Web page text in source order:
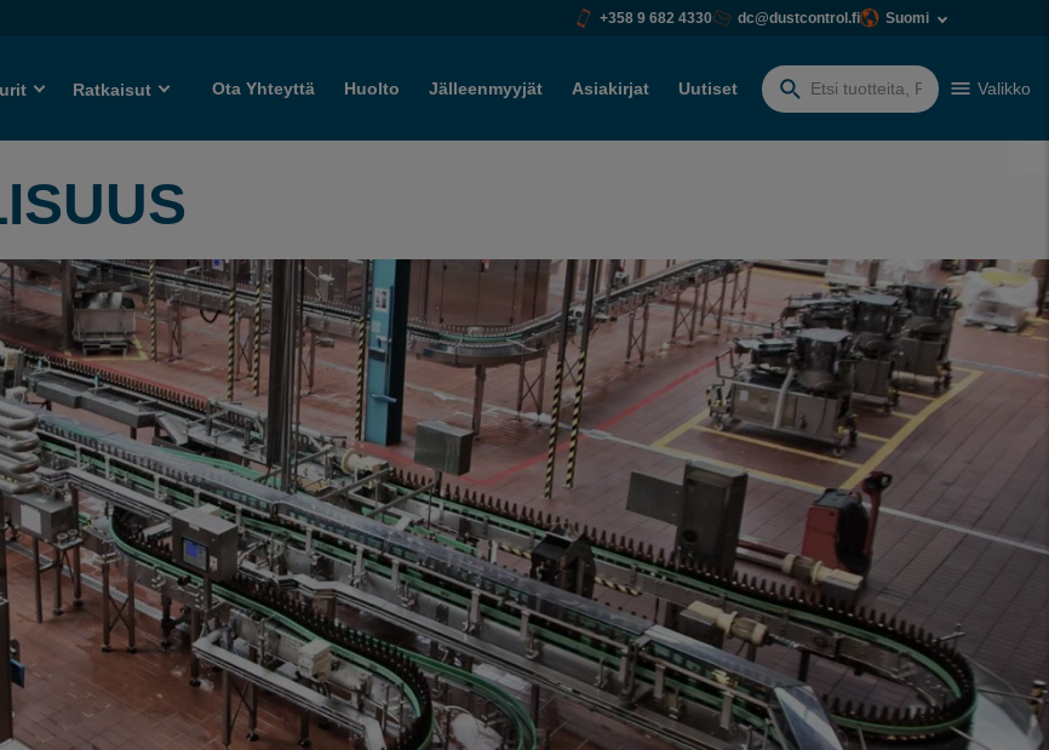
+358 9 682 4330 dc@dustcontrol.fi Suomi
Ratkaisut Ota Yhteyttä Huolto Jälleenmyyjät Asiakirjat Uutiset
Etsiä:
Valikko